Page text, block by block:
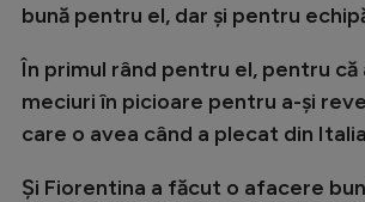
bună pentru el, dar și pentru
În primul rând pentru el, pentru că
meciuri în picioare pentru a-și
care o avea când a plecat din
Și Fiorentina a făcut o afacere